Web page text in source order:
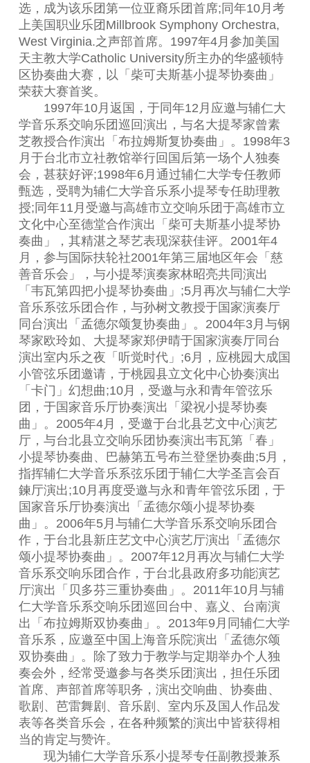
选，成为该乐团第一位亚裔乐团首席;同年10月考
上美国职业乐团Millbrook Symphony Orchestra,
West Virginia.之声部首席。1997年4月参加美国
天主教大学Catholic University所主办的华盛顿特
区协奏曲大赛，以「柴可夫斯基小提琴协奏曲」
荣获大赛首奖。
1997年10月返国，于同年12月应邀与辅仁大
学音乐系交响乐团巡回演出，与名大提琴家曾素
芝教授合作演出「布拉姆斯复协奏曲」。1998年3
月于台北市立社教馆举行回国后第一场个人独奏
会，甚获好评;1998年6月通过辅仁大学专任教师
甄选，受聘为辅仁大学音乐系小提琴专任助理教
授;同年11月受邀与高雄市立交响乐团于高雄市立
文化中心至德堂合作演出「柴可夫斯基小提琴协
奏曲」，其精湛之琴艺表现深获佳评。2001年4
月，参与国际扶轮社2001年第三届地区年会「慈
善音乐会」，与小提琴演奏家林昭亮共同演出
「韦瓦第四把小提琴协奏曲」;5月再次与辅仁大学
音乐系弦乐团合作，与孙树文教授于国家演奏厅
同台演出「孟德尔颂复协奏曲」。2004年3月与钢
琴家欧玲如、大提琴家郑伊晴于国家演奏厅同台
演出室内乐之夜「听觉时代」;6月，应桃园大成国
小管弦乐团邀请，于桃园县立文化中心协奏演出
「卡门」幻想曲;10月，受邀与永和青年管弦乐
团，于国家音乐厅协奏演出「梁祝小提琴协奏
曲」。2005年4月，受邀于台北县艺文中心演艺
厅，与台北县立交响乐团协奏演出韦瓦第「春」
小提琴协奏曲、巴赫第五号布兰登堡协奏曲;5月，
指挥辅仁大学音乐系弦乐团于辅仁大学圣言会百
鍊厅演出;10月再度受邀与永和青年管弦乐团，于
国家音乐厅协奏演出「孟德尔颂小提琴协奏
曲」。2006年5月与辅仁大学音乐系交响乐团合
作，于台北县新庄艺文中心演艺厅演出「孟德尔
颂小提琴协奏曲」。2007年12月再次与辅仁大学
音乐系交响乐团合作，于台北县政府多功能演艺
厅演出「贝多芬三重协奏曲」。2011年10月与辅
仁大学音乐系交响乐团巡回台中、嘉义、台南演
出「布拉姆斯双协奏曲」。2013年9月同辅仁大学
音乐系，应邀至中国上海音乐院演出「孟德尔颂
双协奏曲」。除了致力于教学与定期举办个人独
奏会外，经常受邀参与各类乐团演出，担任乐团
首席、声部首席等职务，演出交响曲、协奏曲、
歌剧、芭雷舞剧、音乐剧、室内乐及国人作品发
表等各类音乐会，在各种频繁的演出中皆获得相
当的肯定与赞许。
现为辅仁大学音乐系小提琴专任副教授兼系